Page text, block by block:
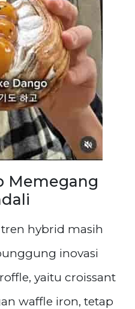
Memegang
tren hybrid masih
inovasi
yaitu croissant
waffle iron, tetap